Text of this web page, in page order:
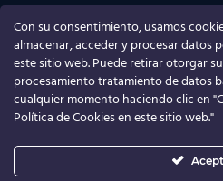
Ven a disfrutar del
fútbol base
Con su consentimiento, usamos
almacenar, acceder y procesar datos
este sitio web. Puede retirar otorgar
procesamiento tratamiento de datos
cualquier momento haciendo clic en
Política de Cookies en este sitio web."